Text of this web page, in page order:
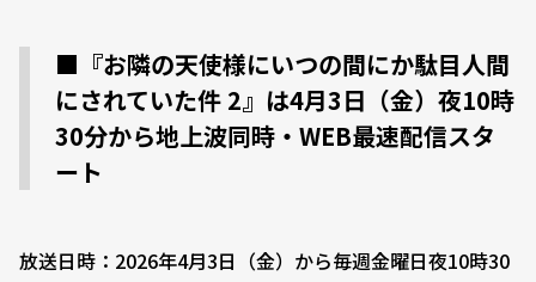
■『お隣の天使様にいつの間にか駄目人間
にされていた件 2』は4月3日（金）夜10時
30分から地上波同時・WEB最速配信スタ
ート
放送日時：2026年4月3日（金）から毎週金曜日夜10時30